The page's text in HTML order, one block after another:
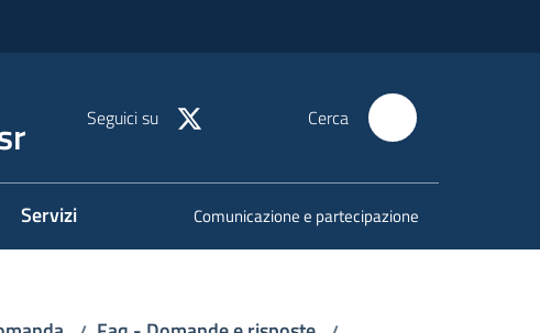
Seguici su Cerca
Servizi Comunicazione e partecipazione